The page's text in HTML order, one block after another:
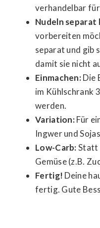
verhandelbar
Nudeln separat
vorbereiten
separat und gib
damit sie nicht
Einmachen:Die
im Kühlschrank
werden.
Variation:Für
Ingwer und
Low-Carb:Statt
Gemüse (z.B.
Fertig! Deine
fertig. Gute